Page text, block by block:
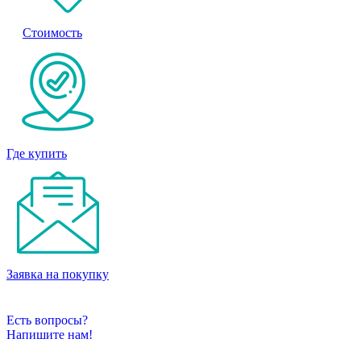
Стоимость
Где купить
Заявка на покупку
Есть вопросы?
Напишите нам!